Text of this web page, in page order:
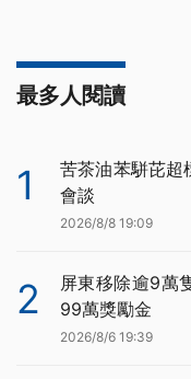
最多人閱讀
1
苦茶油苯駢芘超
會談
2026/8/8 19:09
2
屏東移除逾9萬
99萬獎勵金
2026/8/6 19:39